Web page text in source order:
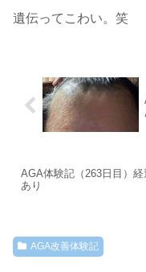
遺伝ってこわい。笑
AGA体験記（263日目）
あり
AGA改善体験記